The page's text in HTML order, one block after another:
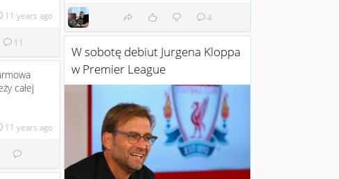
11 years ago
11
4
W sobotę debiut Jurgena Kloppa
w Premier League
całej
11 years ago